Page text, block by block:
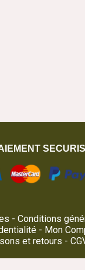
Conditions
Mon
et retours